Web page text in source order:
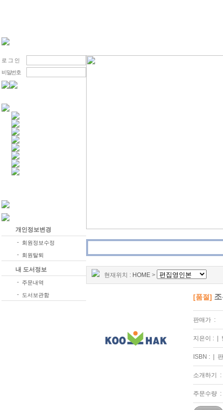
로 그 인
비밀번호
개인정보변경
-
회원정보수정
- 회원탈퇴
내 도서정보
- 주문내역
- 도서보관함
현재위치 : HOME >
[품절]
판매가 :
지은이 :
ISBN :
소개하기 :
주문수량 :